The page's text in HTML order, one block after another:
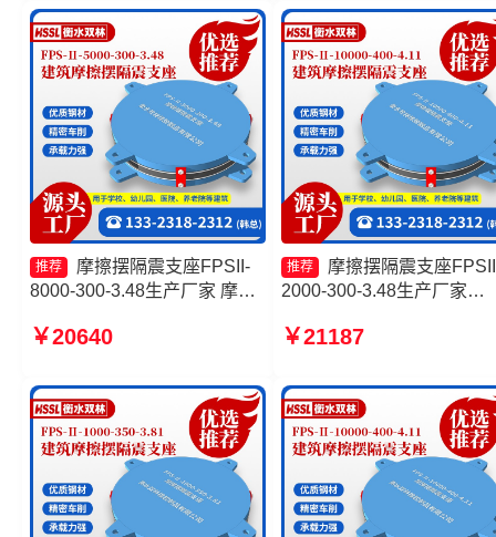
Ⅱ-2000-500-3.8生产厂家
家 摩擦摆隔震支座FPSII-
9000-350-3.81厂家
推荐
摩擦摆隔震支座FPSII-
8000-300-3.48生产厂家 摩擦
摆建筑隔震支座 摩擦复摆隔震
￥20640
推荐
摩擦摆隔震支座
2000-300-3.48生产厂家
工厂 建筑摩擦隔震支座生
￥21187